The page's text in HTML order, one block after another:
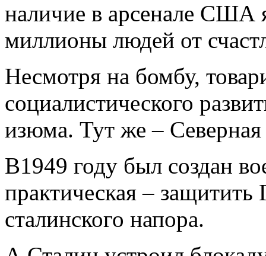
наличие в арсенале США
миллионы людей от
Несмотря на бомбу,
социалистического
изюма. Тут же –
В1949 году был создан
практическая –
сталинского напора.